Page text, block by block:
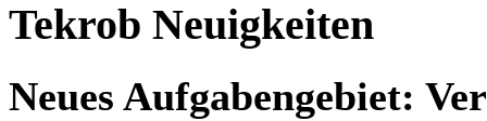
Tekrob Neuigkeiten
Neues Aufgabengebiet: